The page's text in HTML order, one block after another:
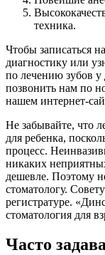
техника.
Чтобы записаться
диагностику или
по лечению зубов у
позвонить нам по
нашем интернет-
Не забывайте, что
для ребенка,
процесс.
никаких
дешевле. Поэтому
стоматологу.
регистратуре.
стоматология для
Часто